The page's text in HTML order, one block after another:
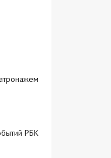
РБК